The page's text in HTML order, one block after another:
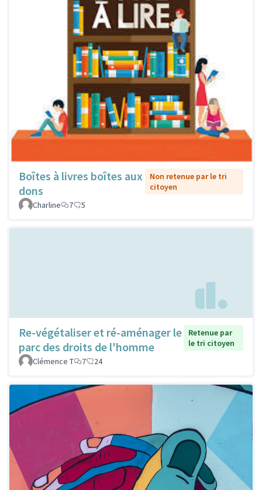
Boîtes à livres boîtes aux
dons
Non retenue par le tri
citoyen
Charline
7 5
Re-végétaliser et ré-aménager le
parc des droits de l'homme
Retenue par
le tri citoyen
Clémence T
7 24